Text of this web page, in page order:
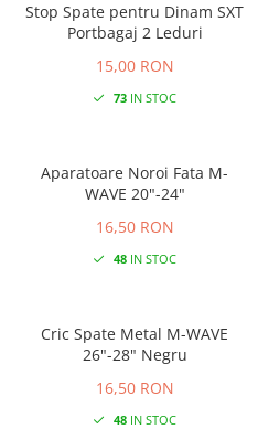
Stop Spate pentru Dinam SXT
Portbagaj 2 Leduri
15,00 RON
73IN STOC
Aparatoare Noroi Fata M-
WAVE 20"-24"
16,50 RON
48IN STOC
Cric Spate Metal M-WAVE
26"-28" Negru
16,50 RON
48IN STOC